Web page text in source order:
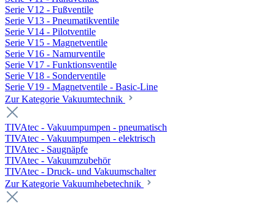
Serie V12 - Fußventile
Serie V13 - Pneumatikventile
Serie V14 - Pilotventile
Serie V15 - Magnetventile
Serie V16 - Namurventile
Serie V17 - Funktionsventile
Serie V18 - Sonderventile
Serie V19 - Magnetventile - Basic-Line
Zur Kategorie Vakuumtechnik
TIVAtec - Vakuumpumpen - pneumatisch
TIVAtec - Vakuumpumpen - elektrisch
TIVAtec - Saugnäpfe
TIVAtec - Vakuumzubehör
TIVAtec - Druck- und Vakuumschalter
Zur Kategorie Vakuumhebetechnik